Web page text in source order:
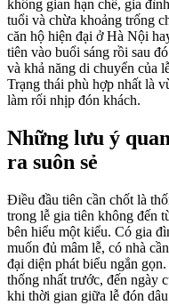
không gian hạn chế, gia
tuổi và chừa khoảng trống
căn hộ hiện đại ở Hà Nội
tiên vào buổi sáng rồi sau
và khả năng di chuyển của
Trạng thái phù hợp nhất là
làm rối nhịp đón khách.
Những lưu ý
ra suôn sẻ
Điều đầu tiên cần chốt là
trong lễ gia tiên không đến
bên hiểu một kiểu. Có gia
muốn đủ mâm lễ, có nhà
đại diện phát biểu ngắn
thống nhất trước, đến ngày
khi thời gian giữa lễ đón